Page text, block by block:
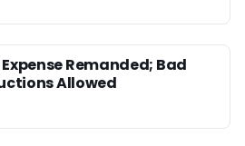
Remanded; Bad
Allowed